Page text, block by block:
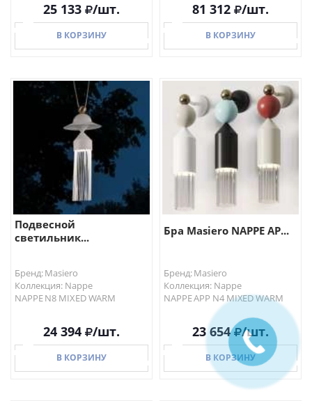
25 133 /шт.
В КОРЗИНУ
В КОРЗИНУ
81 312 /шт.
В КОРЗИНУ
В КОРЗИНУ
Подвесной
светильник...
Бренд: Masiero
Коллекция: Nappe
NAPPE N8 MIXED WARM
24 394 /шт.
В КОРЗИНУ
Бра Masiero NAPPE AP...
Бренд: Masiero
Коллекция: Nappe
NAPPE APP N4 MIXED WARM
23 654 /шт.
В КОРЗИНУ